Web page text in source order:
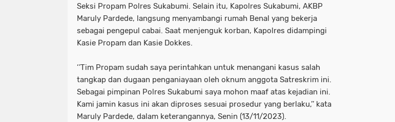
Seksi Propam Polres Sukabumi. Selain itu, Kapolres Sukabumi, AKBP
Maruly Pardede, langsung menyambangi rumah Benal yang bekerja
sebagai pengepul cabai. Saat menjenguk korban, Kapolres didampingi
Kasie Propam dan Kasie Dokkes.
‘’Tim Propam sudah saya perintahkan untuk menangani kasus salah
tangkap dan dugaan penganiayaan oleh oknum anggota Satreskrim ini.
Sebagai pimpinan Polres Sukabumi saya mohon maaf atas kejadian ini.
Kami jamin kasus ini akan diproses sesuai prosedur yang berlaku,’’ kata
Maruly Pardede, dalam keterangannya, Senin (13/11/2023).